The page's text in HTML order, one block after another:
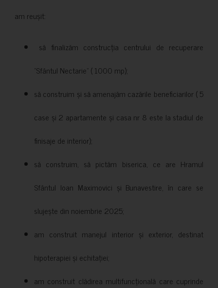
am reușit:
să finalizăm construcția centrului de recuperare
”Sfântul Nectarie” ( 1000 mp);
să construim și să amenajăm cazările beneficiarilor ( 5
case și 2 apartamente și casa nr 8 este la stadiul de
finisaje de interior);
să construim, să pictăm biserica, ce are Hramul
Sfântul Ioan Maximovici și Bunavestire, în care se
slujește din noiembrie 2025;
am construit manejul interior și exterior, destinat
hipoterapiei și echitației;
am construit clădirea multifuncțională care cuprinde